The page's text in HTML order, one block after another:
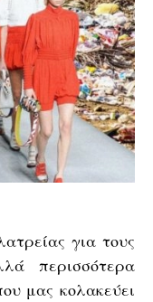
για τους
περισσότερα
μας κολακεύει